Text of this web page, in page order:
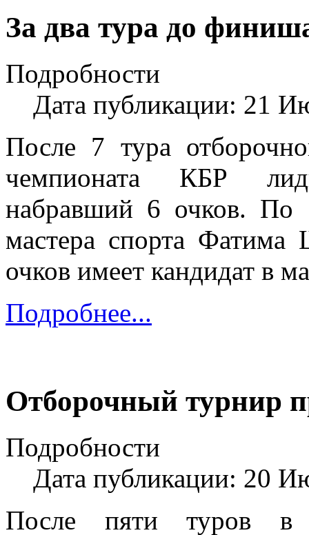
За два тура до
Подробности
Дата публикации: 21
После 7 тура
чемпионата КБР
набравший 6 очков. По
мастера спорта
очков имеет кандидат в
Подробнее...
Отборочный турнир
Подробности
Дата публикации: 20
После пяти туров в